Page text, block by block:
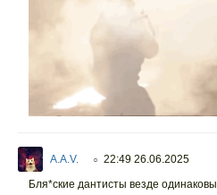
A.A.V. ○ 22:49 26.06.2025
Бля*ские дантисты везде одинаковы